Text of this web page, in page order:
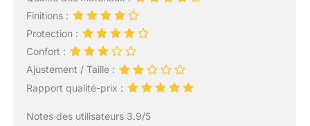
Finitions :
Protection :
Confort :
Ajustement / Taille :
Rapport qualité-prix :
Notes des utilisateurs 3.9/5